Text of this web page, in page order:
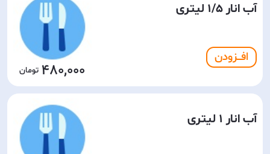
آب انار 1/5 لیتری
افـــزودن
480,000
آب انار 1 لیتری